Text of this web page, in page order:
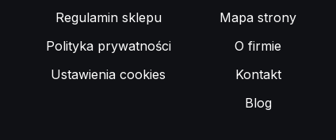
Regulamin sklepu
Polityka prywatności
Ustawienia cookies
Mapa strony
O firmie
Kontakt
Blog